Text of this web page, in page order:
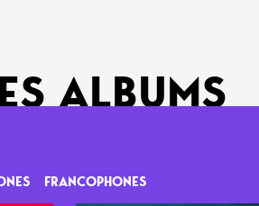
ALBUMS
FRANCOPHONES